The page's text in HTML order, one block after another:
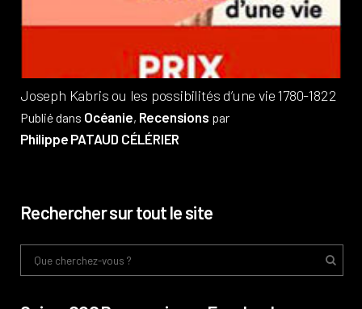
Joseph Kabris ou les possibilités d’une vie 1780-1822
Publié dans Océanie, Recensions par
Philippe PATAUD CÉLÉRIER
Rechercher sur tout le site